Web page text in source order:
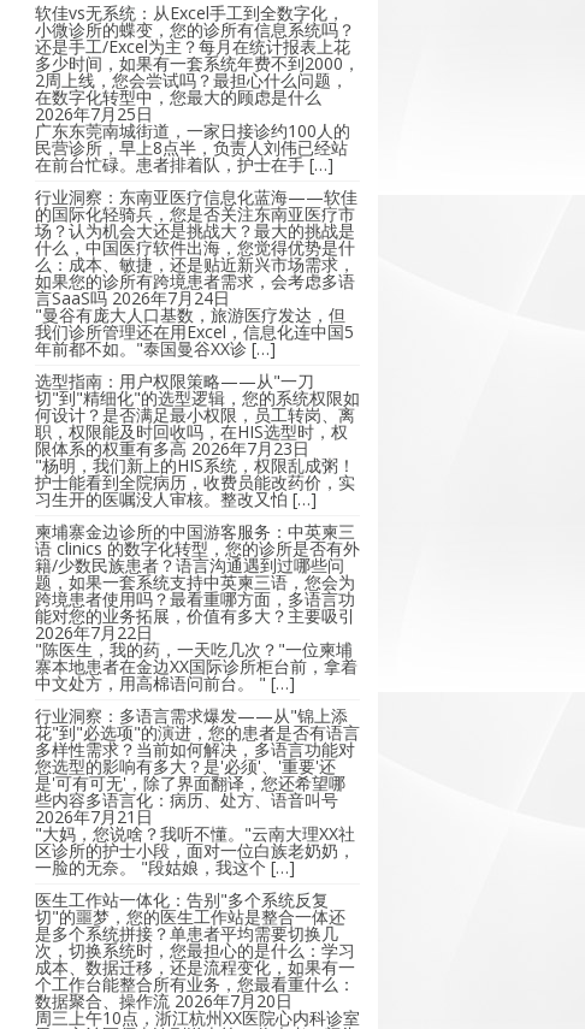
软佳vs无系统：从Excel手工到全数字化，
小微诊所的蝶变，您的诊所有信息系统吗？
还是手工/Excel为主？每月在统计报表上花
多少时间，如果有一套系统年费不到2000，
2周上线，您会尝试吗？最担心什么问题，
在数字化转型中，您最大的顾虑是什么
2026年7月25日
广东东莞南城街道，一家日接诊约100人的
民营诊所，早上8点半，负责人刘伟已经站
在前台忙碌。患者排着队，护士在手 […]
行业洞察：东南亚医疗信息化蓝海——软佳
的国际化轻骑兵，您是否关注东南亚医疗市
场？认为机会大还是挑战大？最大的挑战是
什么，中国医疗软件出海，您觉得优势是什
么：成本、敏捷，还是贴近新兴市场需求，
如果您的诊所有跨境患者需求，会考虑多语
言SaaS吗 2026年7月24日
"曼谷有庞大人口基数，旅游医疗发达，但
我们诊所管理还在用Excel，信息化连中国5
年前都不如。"泰国曼谷XX诊 […]
选型指南：用户权限策略——从"一刀
切"到"精细化"的选型逻辑，您的系统权限如
何设计？是否满足最小权限，员工转岗、离
职，权限能及时回收吗，在HIS选型时，权
限体系的权重有多高 2026年7月23日
"杨明，我们新上的HIS系统，权限乱成粥！
护士能看到全院病历，收费员能改药价，实
习生开的医嘱没人审核。整改又怕 […]
柬埔寨金边诊所的中国游客服务：中英柬三
语 clinics 的数字化转型，您的诊所是否有外
籍/少数民族患者？语言沟通遇到过哪些问
题，如果一套系统支持中英柬三语，您会为
跨境患者使用吗？最看重哪方面，多语言功
能对您的业务拓展，价值有多大？主要吸引
2026年7月22日
"陈医生，我的药，一天吃几次？"一位柬埔
寨本地患者在金边XX国际诊所柜台前，拿着
中文处方，用高棉语问前台。 " […]
行业洞察：多语言需求爆发——从"锦上添
花"到"必选项"的演进，您的患者是否有语言
多样性需求？当前如何解决，多语言功能对
您选型的影响有多大？是'必须'、'重要'还
是'可有可无'，除了界面翻译，您还希望哪
些内容多语言化：病历、处方、语音叫号
2026年7月21日
"大妈，您说啥？我听不懂。"云南大理XX社
区诊所的护士小段，面对一位白族老奶奶，
一脸的无奈。 "段姑娘，我这个 […]
医生工作站一体化：告别"多个系统反复
切"的噩梦，您的医生工作站是整合一体还
是多个系统拼接？单患者平均需要切换几
次，切换系统时，您最担心的是什么：学习
成本、数据迁移，还是流程变化，如果有一
个工作台能整合所有业务，您最看重什么：
数据聚合、操作流 2026年7月20日
周三上午10点，浙江杭州XX医院心内科诊室